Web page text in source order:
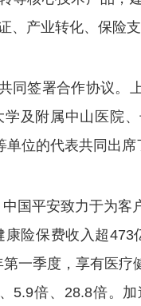
产业转化、保险支
签署合作协议。
及附属中山医院
位的代表共同出席
平安致力于为客
险保费收入超
一季度，享有医疗
倍、28.8倍。加